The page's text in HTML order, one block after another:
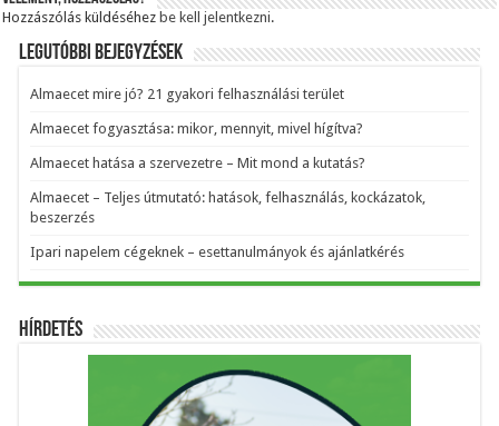
Hozzászólás küldéséhez be kell jelentkezni.
Legutóbbi bejegyzések
Almaecet mire jó? 21 gyakori felhasználási terület
Almaecet fogyasztása: mikor, mennyit, mivel hígítva?
Almaecet hatása a szervezetre – Mit mond a kutatás?
Almaecet – Teljes útmutató: hatások, felhasználás, kockázatok,
beszerzés
Ipari napelem cégeknek – esettanulmányok és ajánlatkérés
Hírdetés